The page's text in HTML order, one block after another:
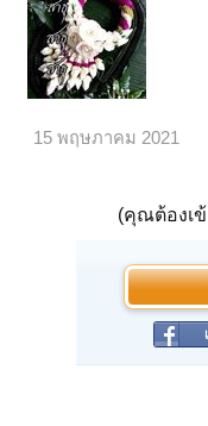
15 พฤษภาคม 2021
(คุณต้องเ